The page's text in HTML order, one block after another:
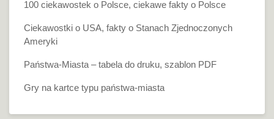
100 ciekawostek o Polsce, ciekawe fakty o Polsce
Ciekawostki o USA, fakty o Stanach Zjednoczonych
Ameryki
Państwa-Miasta – tabela do druku, szablon PDF
Gry na kartce typu państwa-miasta